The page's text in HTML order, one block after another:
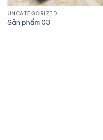
UNCATEGORIZED
Sản phẩm 03